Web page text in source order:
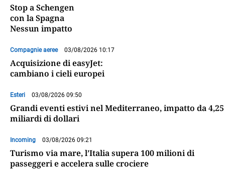
Stop a Schengen
con la Spagna
Nessun impatto
Compagnie aeree 03/08/2026 10:17
Acquisizione di easyJet:
cambiano i cieli europei
Esteri 03/08/2026 09:50
Grandi eventi estivi nel Mediterraneo, impatto da 4,25
miliardi di dollari
Incoming 03/08/2026 09:21
Turismo via mare, l’Italia supera 100 milioni di
passeggeri e accelera sulle crociere